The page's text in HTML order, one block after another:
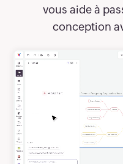
vous aide à
conception